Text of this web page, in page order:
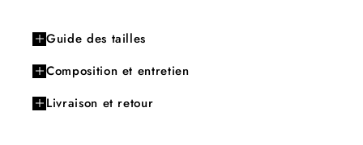
Guide des tailles
Composition et entretien
Livraison et retour